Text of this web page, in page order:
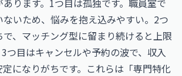
ります。1つ目は孤独です。職員室で
ないため、悩みを抱え込みやすい。2つ
、マッチング型に留まり続けると上限
つ目はキャンセルや予約の波で、収入
になりがちです。これらは「専門特化